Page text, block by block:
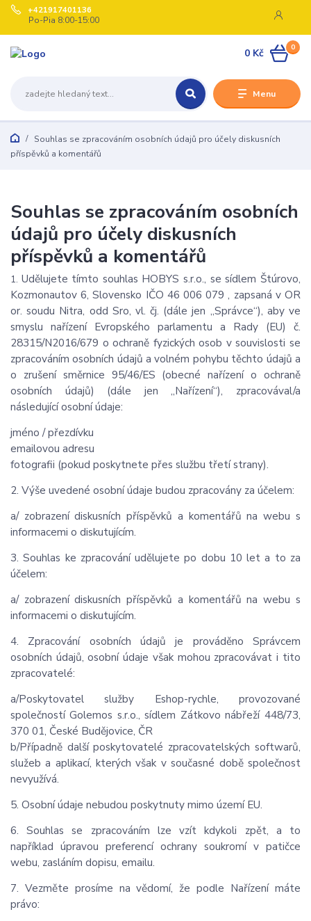
Menu
+421917401136
Po-Pia 8:00-15:00
0
0 Kč
Souhlas se zpracováním osobních údajů pro účely diskusních
příspěvků a komentářů
Souhlas se zpracováním osobních
údajů pro účely diskusních
příspěvků a komentářů
1. Udělujete tímto souhlas HOBYS s.r.o., se sídlem Štúrovo,
Kozmonautov 6, Slovensko IČO 46 006 079 , zapsaná v OR
or. soudu Nitra, odd Sro, vl. čj. (dále jen „Správce“), aby ve
smyslu nařízení Evropského parlamentu a Rady (EU) č.
28315/N2016/679 o ochraně fyzických osob v souvislosti se
zpracováním osobních údajů a volném pohybu těchto údajů a
o zrušení směrnice 95/46/ES (obecné nařízení o ochraně
osobních údajů) (dále jen „Nařízení“), zpracovával/a
následující osobní údaje:
jméno / přezdívku
emailovou adresu
fotografii (pokud poskytnete přes službu třetí strany).
2. Výše uvedené osobní údaje budou zpracovány za účelem:
a/ zobrazení diskusních příspěvků a komentářů na webu s
informacemi o diskutujícím.
3. Souhlas ke zpracování udělujete po dobu 10 let a to za
účelem:
a/ zobrazení diskusních příspěvků a komentářů na webu s
informacemi o diskutujícím.
4. Zpracování osobních údajů je prováděno Správcem
osobních údajů, osobní údaje však mohou zpracovávat i tito
zpracovatelé:
a/Poskytovatel služby Eshop-rychle, provozované
společností Golemos s.r.o., sídlem Zátkovo nábřeží 448/73,
370 01, České Budějovice, ČR
b/Případně další poskytovatelé zpracovatelských softwarů,
služeb a aplikací, kterých však v současné době společnost
nevyužívá.
5. Osobní údaje nebudou poskytnuty mimo území EU.
6. Souhlas se zpracováním lze vzít kdykoli zpět, a to
například úpravou preferencí ochrany soukromí v patičce
webu, zasláním dopisu, emailu.
7. Vezměte prosíme na vědomí, že podle Nařízení máte
právo: